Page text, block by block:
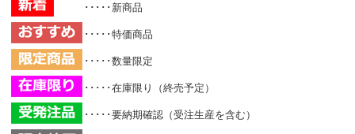
･････新商品
･････特価商品
･････数量限定
･････在庫限り（終売予定）
･････要納期確認（受注生産を含む）